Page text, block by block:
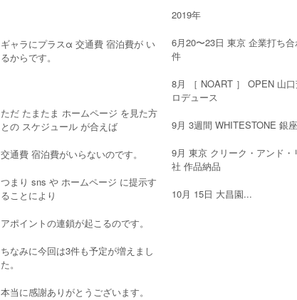
ギャラにプラスα 交通費 宿泊費が い
るからです。
ただ たまたま ホームページ を見た方
との スケジュール が合えば
交通費 宿泊費がいらないのです。
つまり sns や ホームページ に提示す
ることにより
アポイントの連鎖が起こるのです。
ちなみに今回は3件も予定が増えまし
た。
本当に感謝ありがとうございます。
2019年
6月20〜23日 東京 企業打ち
件
8月 ［ NOART ］ OPEN 山
ロデュース
9月 3週間 WHITESTONE 銀
9月 東京 クリーク・アンド・
社 作品納品
10月 15日 大昌園...